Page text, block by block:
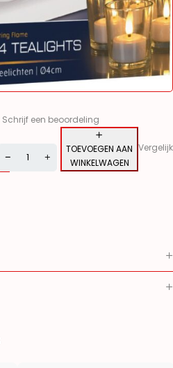
Schrijf een beoordeling
TOEVOEGEN AAN
WINKELWAGEN
Vergelijk